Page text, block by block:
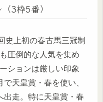
3枠5番）
上初の春古馬三冠制
圧倒的な人気を集め
ションは厳しい印象
天皇賞・春を使い、
出走。特に天皇賞・春